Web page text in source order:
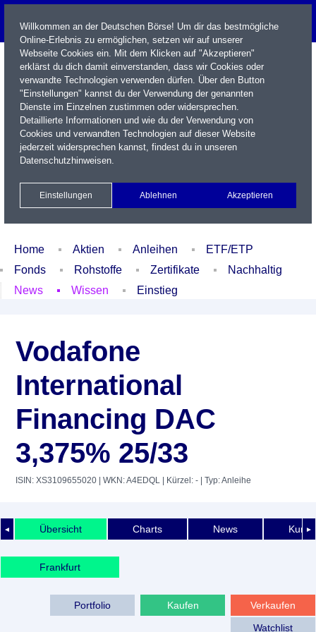
Name / WKN / ISIN / Kürzel
Xetra Realtime
Watchlist Portfolio Login
Home Aktien Anleihen
ETF/ETP
Fonds
Rohstoffe Zertifikate
Nachhaltig
News
Wissen Einstieg
Vodafone
International
Financing DAC
3,375% 25/33
ISIN: XS3109655020 | WKN: A4EDQL | Kürzel: - | Typ: Anleihe
◄ ►
Übersicht Charts News
Frankfurt
Verkaufen
Kaufen
Portfolio
Watchlist
Willkommen an der Deutschen Börse! Um dir das bestmögliche
Online-Erlebnis zu ermöglichen, setzen wir auf unserer
Webseite Cookies ein. Mit dem Klicken auf "Akzeptieren"
erklärst du dich damit einverstanden, dass wir Cookies oder
verwandte Technologien verwenden dürfen. Über den Button
"Einstellungen" kannst du der Verwendung der genannten
Dienste im Einzelnen zustimmen oder widersprechen.
Detaillierte Informationen und wie du der Verwendung von
Cookies und verwandten Technologien auf dieser Website
jederzeit widersprechen kannst, findest du in unseren
Datenschutzhinweisen.
Einstellungen Ablehnen Akzeptieren